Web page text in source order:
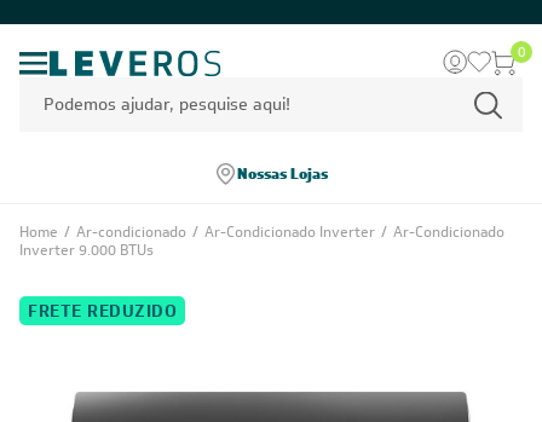
0
Nossas Lojas
Home / Ar-condicionado / Ar-Condicionado Inverter / Ar-Condicionado
Inverter 9.000 BTUs
FRETE REDUZIDO